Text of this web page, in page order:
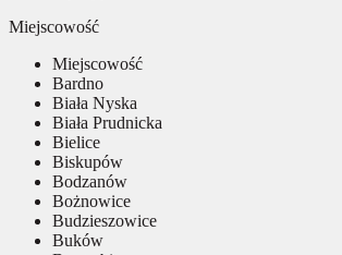
Miejscowość
Miejscowość
Bardno
Biała Nyska
Biała Prudnicka
Bielice
Biskupów
Bodzanów
Bożnowice
Budzieszowice
Buków